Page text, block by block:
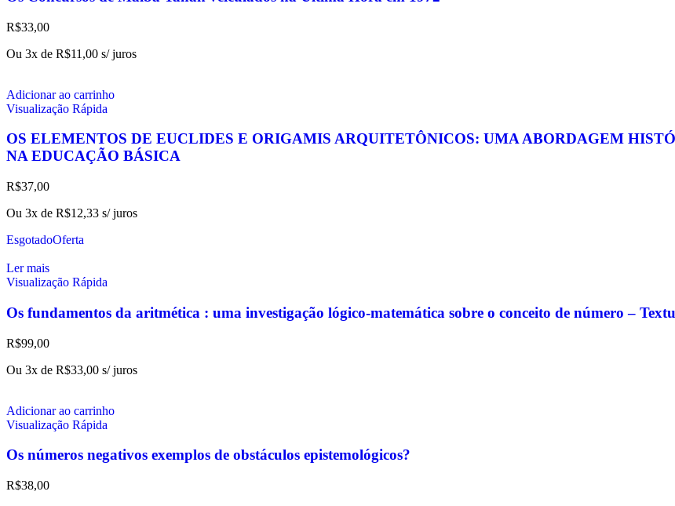
R$33,00
Ou 3x de R$11,00 s/ juros
Adicionar ao carrinho
Visualização Rápida
OS ELEMENTOS DE EUCLIDES E ORIGAMIS ARQUITETÔNICOS: UMA ABORDAGEM
NA EDUCAÇÃO BÁSICA
R$37,00
Ou 3x de R$12,33 s/ juros
EsgotadoOferta
Ler mais
Visualização Rápida
Os fundamentos da aritmética : uma investigação lógico-matemática sobre o conceito de número –
R$99,00
Ou 3x de R$33,00 s/ juros
Adicionar ao carrinho
Visualização Rápida
Os números negativos exemplos de obstáculos epistemológicos?
R$38,00